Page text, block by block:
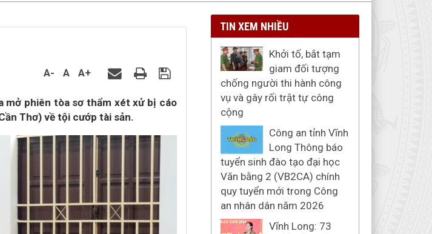
A- A A+
mở phiên tòa sơ thẩm xét xử bị cáo
Thơ) về tội cướp tài sản.
TIN XEM NHIỀU
Khởi tố, bắt tạm
giam đối tượng
chống người thi hành công
vụ và gây rối trật tự công
cộng
Công an tỉnh Vĩnh
Long Thông báo
tuyển sinh đào tạo đại học
Văn bằng 2 (VB2CA) chính
quy tuyển mới trong Công
an nhân dân năm 2026
Vĩnh Long: 73